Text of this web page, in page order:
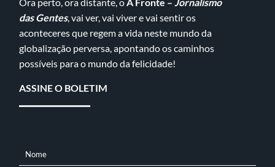
das Gentes, vai ver, vai viver e vai sentir os
aconteceres que regem a vida neste mundo da
globalização perversa, apontando os caminhos
possíveis para o mundo da felicidade!
ASSINE O BOLETIM
NOME
Nome